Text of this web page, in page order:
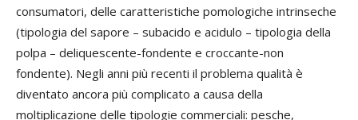
consumatori, delle caratteristiche pomologiche intrinseche
(tipologia del sapore – subacido e acidulo – tipologia della
polpa – deliquescente-fondente e croccante-non
fondente). Negli anni più recenti il problema qualità è
diventato ancora più complicato a causa della
moltiplicazione delle tipologie commerciali: pesche,